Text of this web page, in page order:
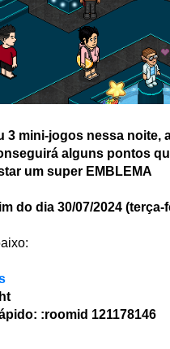
mini-jogos nessa noite,
alguns pontos
um super EMBLEMA
do dia 30/07/2024 (terça-
:roomid 121178146